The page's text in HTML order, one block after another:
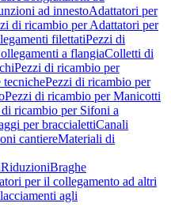
ad innestoAdattatori per
di ricambio per Adattatori per
filettatiPezzi di
a flangiaColletti di
Pezzi di ricambio per
tecnichePezzi di ricambio per
Pezzi di ricambio per Manicotti
ricambio per Sifoni a
per braccialettiCanali
cantiereMateriali di
RiduzioniBraghe
per il collegamento ad altri
agli